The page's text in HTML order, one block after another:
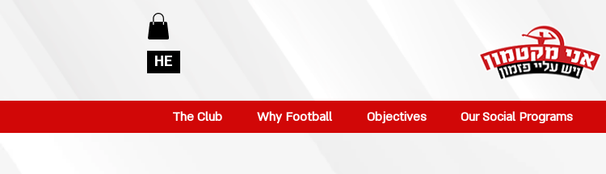
HE
The Club Why Football Objectives Our Social Programs